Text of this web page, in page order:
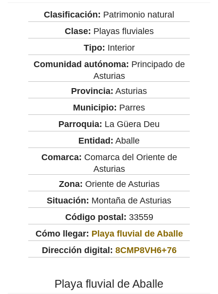
Clasificación: Patrimonio natural
Clase: Playas fluviales
Tipo: Interior
Comunidad autónoma: Principado de
Asturias
Provincia: Asturias
Municipio: Parres
Parroquia: La Güera Deu
Entidad: Aballe
Comarca: Comarca del Oriente de
Asturias
Zona: Oriente de Asturias
Situación: Montaña de Asturias
Código postal: 33559
Cómo llegar: Playa fluvial de Aballe
Dirección digital: 8CMP8VH6+76
Playa fluvial de Aballe